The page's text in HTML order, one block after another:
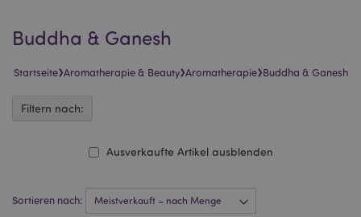
Buddha & Ganesh
Startseite›Aromatherapie & Beauty›Aromatherapie›Buddha & Ganesh
Sortieren nach:
Ausverkaufte Artikel ausblenden
Filtern nach: